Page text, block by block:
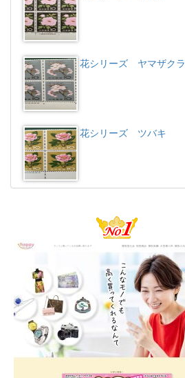
花シリーズ ヤマザクラ
花シリーズ ツバキ